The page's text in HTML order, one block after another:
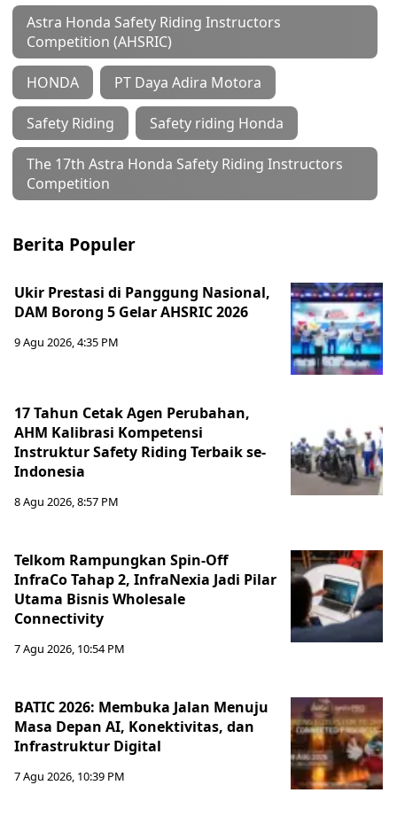
Astra Honda Safety Riding Instructors
Competition (AHSRIC)
HONDA PT Daya Adira Motora
Safety Riding Safety riding Honda
The 17th Astra Honda Safety Riding Instructors
Competition
Berita Populer
Ukir Prestasi di Panggung Nasional,
DAM Borong 5 Gelar AHSRIC 2026
9 Agu 2026, 4:35 PM
17 Tahun Cetak Agen Perubahan,
AHM Kalibrasi Kompetensi
Instruktur Safety Riding Terbaik se-
Indonesia
8 Agu 2026, 8:57 PM
Telkom Rampungkan Spin-Off
InfraCo Tahap 2, InfraNexia Jadi Pilar
Utama Bisnis Wholesale
Connectivity
7 Agu 2026, 10:54 PM
BATIC 2026: Membuka Jalan Menuju
Masa Depan AI, Konektivitas, dan
Infrastruktur Digital
7 Agu 2026, 10:39 PM